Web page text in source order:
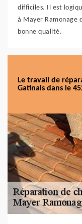
difficiles. Il est
à Mayer Ramonage
bonne qualité.
Le travail de
Gatinais dans le